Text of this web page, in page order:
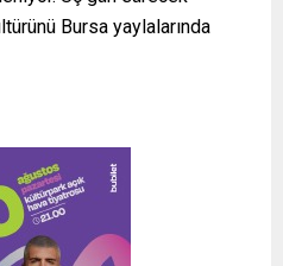
Bursa yaylalarında